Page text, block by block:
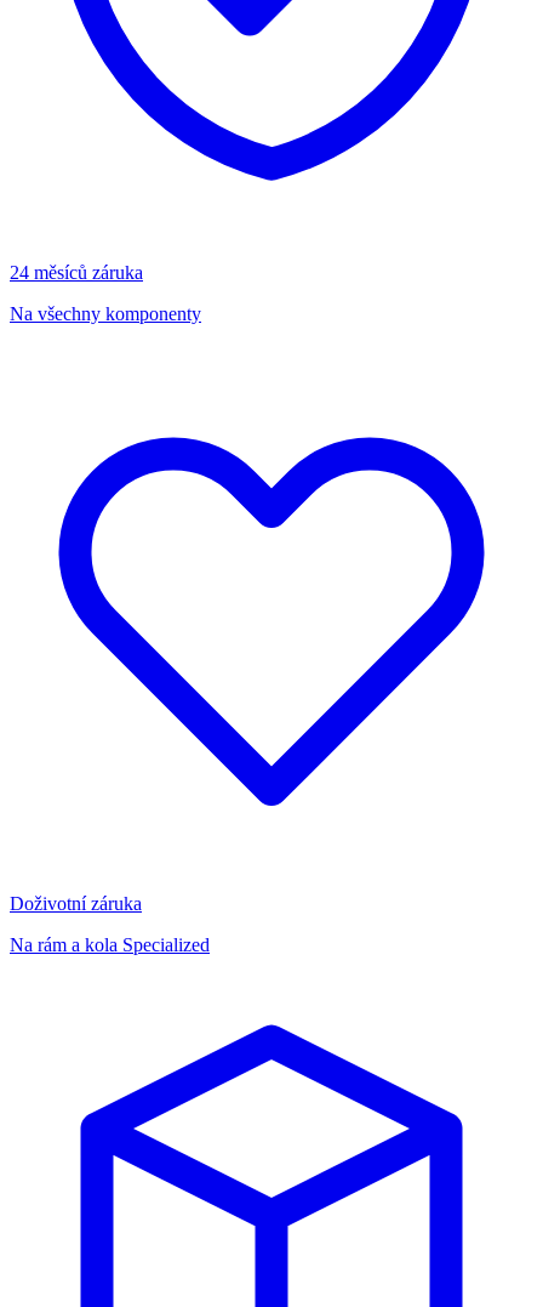
24 měsíců záruka
Na všechny komponenty
Doživotní záruka
Na rám a kola Specialized